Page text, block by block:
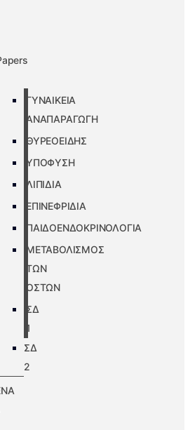
ΓΥΝΑΙΚΕΙΑ
ΑΝΑΠΑΡΑΓΩΓΗ
ΘΥΡΕΟΕΙΔΗΣ
ΥΠΟΦΥΣΗ
ΛΙΠΙΔΙΑ
ΕΠΙΝΕΦΡΙΔΙΑ
ΠΑΙΔΟΕΝΔΟΚΡΙΝΟΛΟΓΙΑ
ΜΕΤΑΒΟΛΙΣΜΟΣ
ΤΩΝ
ΟΣΤΩΝ
ΣΔ
1
ΣΔ
2